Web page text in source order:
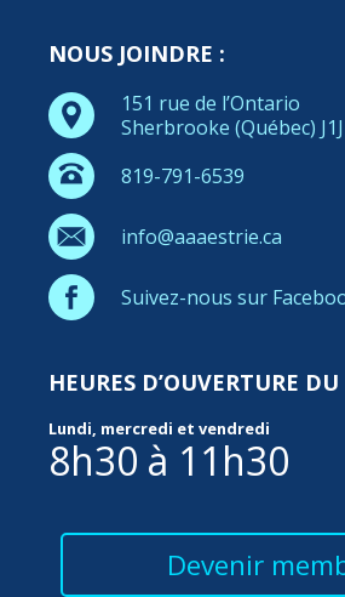
NOUS JOINDRE :
151 rue de l’Ontario
Sherbrooke (Québec)
819-791-6539
info@aaaestrie.ca
Suivez-nous sur
HEURES D’OUVERTURE
Lundi, mercredi et vendredi
8h30 à 11h30
Devenir